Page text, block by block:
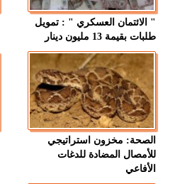
" الائتمان العسكري " : تمويل
طلبات بقيمة 13 مليون دينار
الصحة: مخزون استراتيجي
للأمصال المضادة للدغات
الأفاعي